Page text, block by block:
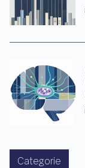
Categorie